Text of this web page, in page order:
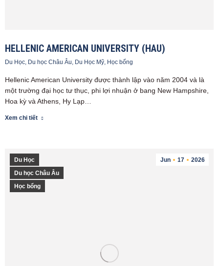
HELLENIC AMERICAN UNIVERSITY (HAU)
Du Học, Du học Châu Âu, Du Học Mỹ, Học bổng
Hellenic American University được thành lập vào năm 2004 và là
một trường đại học tư thục, phi lợi nhuận ở bang New Hampshire,
Hoa kỳ và Athens, Hy Lạp…
Xem chi tiết
Jun 17 2026
Du Học
Du học Châu Âu
Học bổng